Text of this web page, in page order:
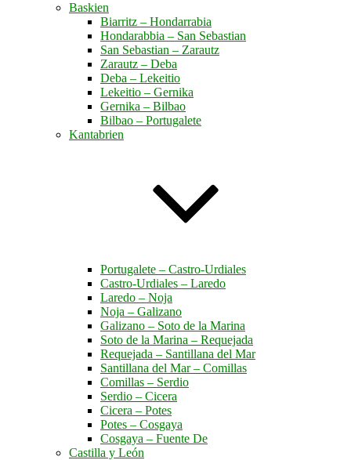
Baskien
Biarritz – Hondarrabia
Hondarabbia – San Sebastian
San Sebastian – Zarautz
Zarautz – Deba
Deba – Lekeitio
Lekeitio – Gernika
Gernika – Bilbao
Bilbao – Portugalete
Kantabrien
Portugalete – Castro-Urdiales
Castro-Urdiales – Laredo
Laredo – Noja
Noja – Galizano
Galizano – Soto de la Marina
Soto de la Marina – Requejada
Requejada – Santillana del Mar
Santillana del Mar – Comillas
Comillas – Serdio
Serdio – Cicera
Cicera – Potes
Potes – Cosgaya
Cosgaya – Fuente De
Castilla y León